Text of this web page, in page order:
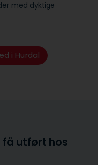
med dyktige
i Hurdal
få utført hos